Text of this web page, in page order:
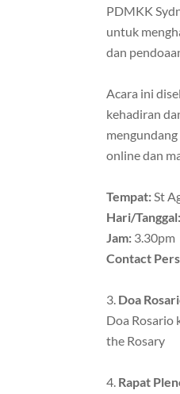
PDMKK
untuk
dan
Acara ini
kehadiran
online dan
Tempat:St
Hari/
Jam: 3.30pm
Contact
Doa
Doa Rosario
the Rosary
Rapat